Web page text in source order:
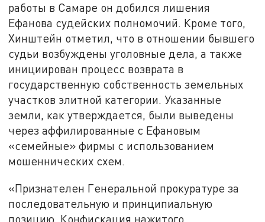
работы в Самаре он добился лишения
Ефанова судейских полномочий. Кроме того,
Хинштейн отметил, что в отношении бывшего
судьи возбуждены уголовные дела, а также
инициирован процесс возврата в
государственную собственность земельных
участков элитной категории. Указанные
земли, как утверждается, были выведены
через аффилированные с Ефановым
«семейные» фирмы с использованием
мошеннических схем.
«Признателен Генеральной прокуратуре за
последовательную и принципиальную
позицию. Конфискация нажитого